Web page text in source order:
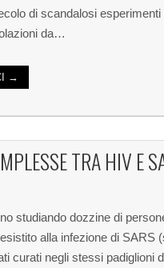
di scandalosi
da…
→
TRA HIV E
studiando dozzine di
alla infezione di SARS
curati negli stessi padiglioni